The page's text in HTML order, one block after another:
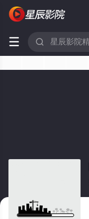
 